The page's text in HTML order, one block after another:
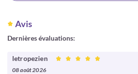
Avis
Dernières évaluations:
letropezien
08 août 2026